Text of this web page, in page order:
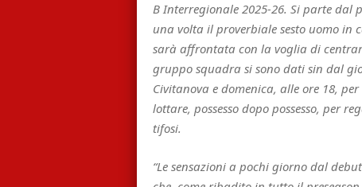
B Interregionale 2025-26. Si parte dal
una volta il proverbiale sesto uomo in
sarà affrontata con la voglia di
gruppo squadra si sono dati sin dal
Civitanova e domenica, alle ore 18,
lottare, possesso dopo possesso, per
tifosi.
“Le sensazioni a pochi giorno dal